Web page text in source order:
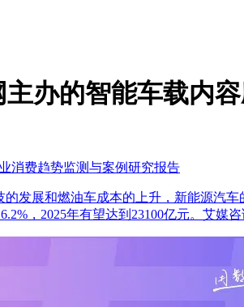
办的智能车载内
消费趋势监测与案例研究报告
的发展和燃油车成本的上升，新能源
，2025年有望达到23100亿元。艾媒